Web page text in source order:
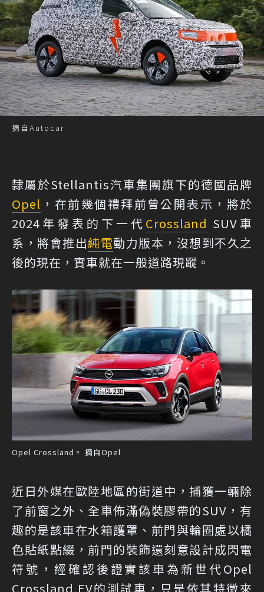
摘自Autocar
隸屬於Stellantis汽車集團旗下的德國品牌
Opel ，在前幾個禮拜前曾公開表示，將於
2024年發表的下一代 Crossland SUV車
系，將會推出純電動力版本，沒想到不久之
後的現在，實車就在一般道路現蹤。
Opel Crossland。 摘自Opel
近日外媒在歐陸地區的街道中，捕獲一輛除
了前窗之外、全車佈滿偽裝膠帶的SUV，有
趣的是該車在水箱護罩、前門與輪圈處以橘
色貼紙點綴，前門的裝飾還刻意設計成閃電
符號，經確認後證實該車為新世代Opel
Crossland EV的測試車，只是依其特徵來